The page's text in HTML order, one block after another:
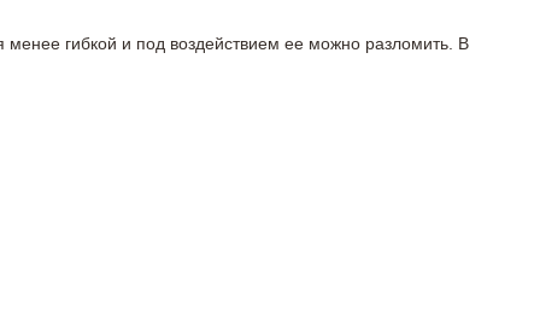
гибкой и под воздействием ее можно разломить. В